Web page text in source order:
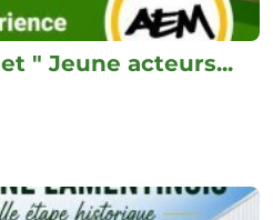
" Jeune acteurs...